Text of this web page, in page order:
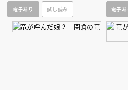
電子あり
試し読み
第３巻
電子あ